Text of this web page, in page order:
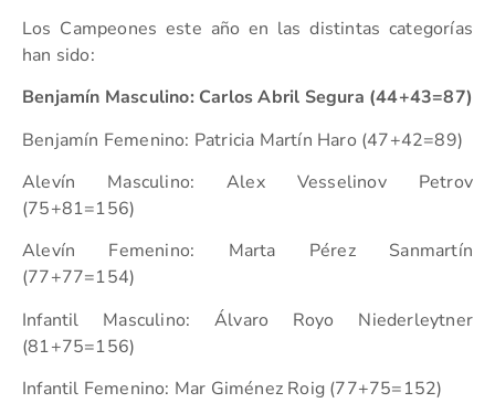
Los Campeones este año en las distintas categorías
han sido:
Benjamín Masculino: Carlos Abril Segura (44+43=87)
Benjamín Femenino: Patricia Martín Haro (47+42=89)
Alevín Masculino: Alex Vesselinov Petrov
(75+81=156)
Alevín Femenino: Marta Pérez Sanmartín
(77+77=154)
Infantil Masculino: Álvaro Royo Niederleytner
(81+75=156)
Infantil Femenino: Mar Giménez Roig (77+75=152)